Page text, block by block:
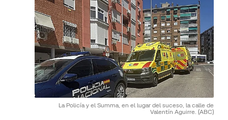
La Policía y el Summa, en el lugar del suceso, la calle de
Valentín Aguirre. (ABC)